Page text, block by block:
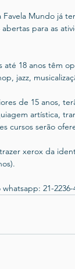
Mundo já
abertas para as
até 18 anos têm
jazz,
de 15 anos,
artística,
cursos serão
xerox da
21-2236-